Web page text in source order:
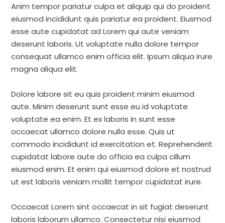
Anim tempor pariatur culpa et aliquip qui do proident
eiusmod incididunt quis pariatur ea proident. Eiusmod
esse aute cupidatat ad Lorem qui aute veniam
deserunt laboris. Ut voluptate nulla dolore tempor
consequat ullamco enim officia elit. Ipsum aliqua irure
magna aliqua elit.
Dolore labore sit eu quis proident minim eiusmod
aute. Minim deserunt sunt esse eu id voluptate
voluptate ea enim. Et ex laboris in sunt esse
occaecat ullamco dolore nulla esse. Quis ut
commodo incididunt id exercitation et. Reprehenderit
cupidatat labore aute do officia ea culpa cillum
eiusmod enim. Et enim qui eiusmod dolore et nostrud
ut est laboris veniam mollit tempor cupidatat irure.
Occaecat Lorem sint occaecat in sit fugiat deserunt
laboris laborum ullamco. Consectetur nisi eiusmod